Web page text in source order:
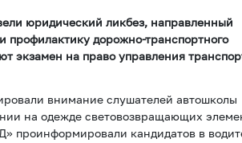
юридический ликбез, направленный
дорожно-транспортного
экзамен на право управления
внимание слушателей автошколы
на одежде световозвращающих
проинформировали кандидатов в